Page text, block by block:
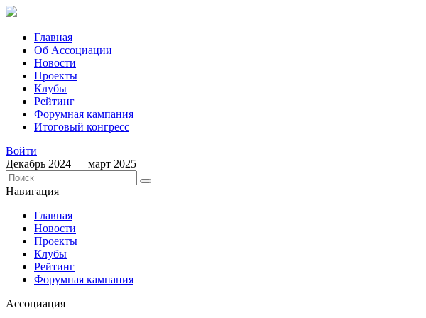
Главная
Об Ассоциации
Новости
Проекты
Клубы
Рейтинг
Форумная кампания
Итоговый конгресс
Войти
Декабрь 2024 — март 2025
Навигация
Главная
Новости
Проекты
Клубы
Рейтинг
Форумная кампания
Ассоциация